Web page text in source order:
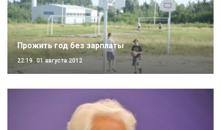
Прожить год без зарплаты
22:19 01 августа 2012